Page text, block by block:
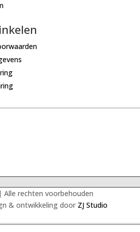
Alle rechten voorbehouden
& ontwikkeling door ZJ Studio